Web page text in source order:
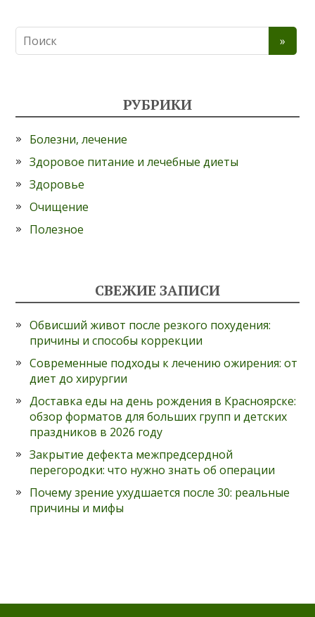
РУБРИКИ
Болезни, лечение
Здоровое питание и лечебные диеты
Здоровье
Очищение
Полезное
СВЕЖИЕ ЗАПИСИ
Обвисший живот после резкого похудения:
причины и способы коррекции
Современные подходы к лечению ожирения: от
диет до хирургии
Доставка еды на день рождения в Красноярске:
обзор форматов для больших групп и детских
праздников в 2026 году
Закрытие дефекта межпредсердной
перегородки: что нужно знать об операции
Почему зрение ухудшается после 30: реальные
причины и мифы